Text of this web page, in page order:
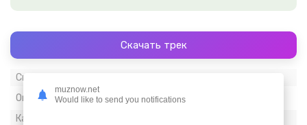
Скачать трек
Скачиваний:
Опубликовано:
21 апрель 2023
Качество:
muznow.net
Would like to send you notifications